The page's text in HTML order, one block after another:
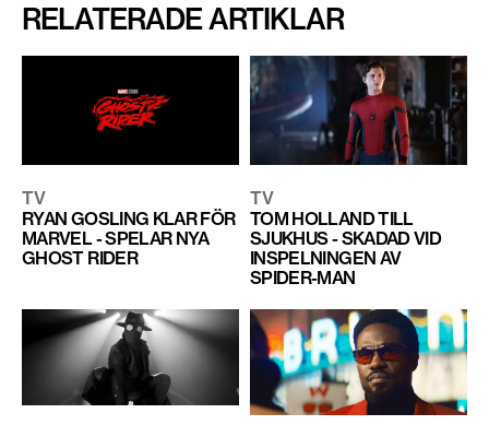
RELATERADE ARTIKLAR
TV
RYAN GOSLING KLAR FÖR
MARVEL - SPELAR NYA
GHOST RIDER
TV
TOM HOLLAND TILL
SJUKHUS - SKADAD VID
INSPELNINGEN AV
SPIDER-MAN